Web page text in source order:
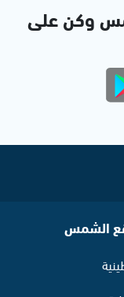
وكن على
الشمس